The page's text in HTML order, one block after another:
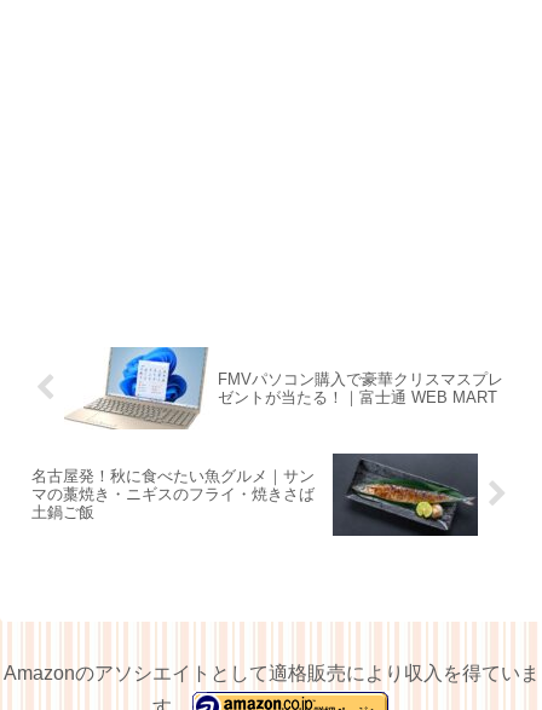
FMVパソコン購入で豪華クリスマスプレ
ゼントが当たる！｜富士通 WEB MART
名古屋発！秋に食べたい魚グルメ｜サン
マの藁焼き・ニギスのフライ・焼きさば
土鍋ご飯
Amazonのアソシエイトとして適格販売により収入を得ていま